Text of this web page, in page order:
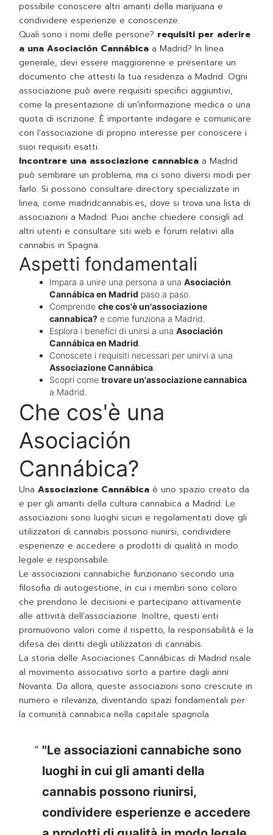
possibile conoscere altri amanti della marijuana e
condividere esperienze e conoscenze.
Quali sono i nomi delle persone? requisiti per aderire
a una Asociación Cannábica a Madrid? In linea
generale, devi essere maggiorenne e presentare un
documento che attesti la tua residenza a Madrid. Ogni
associazione può avere requisiti specifici aggiuntivi,
come la presentazione di un'informazione medica o una
quota di iscrizione. È importante indagare e comunicare
con l'associazione di proprio interesse per conoscere i
suoi requisiti esatti.
Incontrare una associazione cannabica a Madrid
può sembrare un problema, ma ci sono diversi modi per
farlo. Si possono consultare directory specializzate in
linea, come madridcannabis.es, dove si trova una lista di
associazioni a Madrid. Puoi anche chiedere consigli ad
altri utenti e consultare siti web e forum relativi alla
cannabis in Spagna.
Aspetti fondamentali
Impara a unire una persona a unaAsociación
Cannábica en Madrid paso a paso.
Comprendeche cos'è un'associazione
cannabica? e come funziona a Madrid.
Esplora i benefici di unirsi a unaAsociación
Cannábica en Madrid.
Conoscete i requisiti necessari per unirvi a una
Associazione Cannábica.
Scopri cometrovare un'associazione cannabica
a Madrid.
Che cos'è una
Asociación
Cannábica?
UnaAssociazione Cannábica è uno spazio creato da
e per gli amanti della cultura cannabica a Madrid. Le
associazioni sono luoghi sicuri e regolamentati dove gli
utilizzatori di cannabis possono riunirsi, condividere
esperienze e accedere a prodotti di qualità in modo
legale e responsabile.
Le associazioni cannabiche funzionano secondo una
filosofia di autogestione, in cui i membri sono coloro
che prendono le decisioni e partecipano attivamente
alle attività dell'associazione. Inoltre, questi enti
promuovono valori come il rispetto, la responsabilità e la
difesa dei diritti degli utilizzatori di cannabis.
La storia delle Asociaciones Cannábicas di Madrid risale
al movimento associativo sorto a partire dagli anni
Novanta. Da allora, queste associazioni sono cresciute in
numero e rilevanza, diventando spazi fondamentali per
la comunità cannabica nella capitale spagnola.
"Le associazioni cannabiche sono
luoghi in cui gli amanti della
cannabis possono riunirsi,
condividere esperienze e accedere